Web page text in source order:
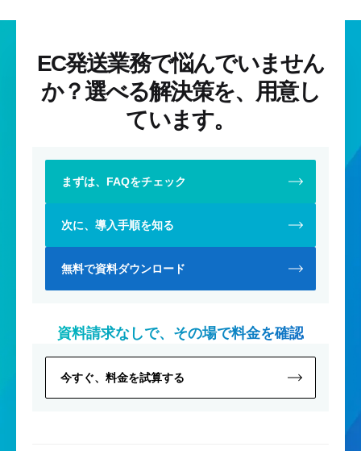
EC発送業務で悩んでいません
か？選べる解決策を、用意し
ています。
まずは、FAQをチェック
次に、導入手順を知る
無料で資料ダウンロード
資料請求なしで、その場で料金を確認
今すぐ、料金を試算する